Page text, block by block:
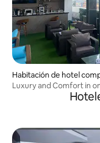
Habitación de hotel
Luxury and Comfort in